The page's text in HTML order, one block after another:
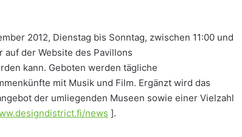
2012, Dienstag bis Sonntag, zwischen 11:00 und
auf der Website des Pavillons
kann. Geboten werden tägliche
mit Musik und Film. Ergänzt wird das
der umliegenden Museen sowie einer Vielzahl
news ].